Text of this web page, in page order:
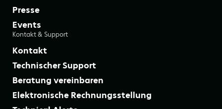
Presse
Events
Kontakt & Support
Kontakt
Technischer Support
Beratung vereinbaren
Elektronische Rechnungsstellung